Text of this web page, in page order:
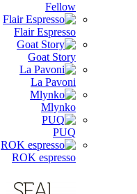
Fellow
Flair Espresso
Goat Story
La Pavoni
Mlynko
PUQ
ROK espresso